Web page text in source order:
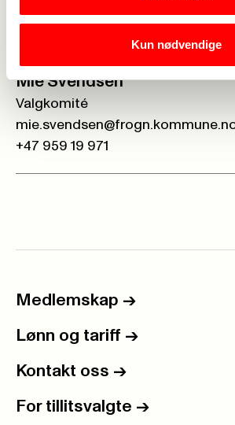
Kun nødvendige
+47 454 31 724
Mie Svendsen
Valgkomité
+47 959 19 971
Medlemskap ->
Lønn og tariff ->
Kontakt oss ->
For tillitsvalgte ->